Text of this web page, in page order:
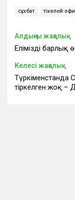
сұхбат тікелей
Алдыңғы жаңалық
Еліміздің барлық
Келесі жаңалық
Түркіменстанда
тіркелген жоқ –